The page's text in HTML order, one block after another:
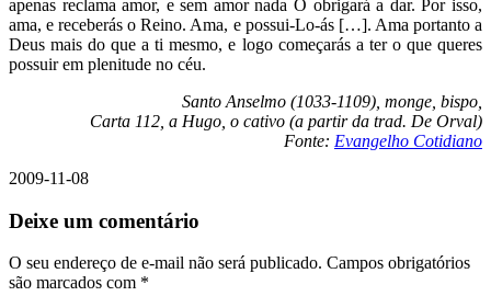
apenas reclama amor, e sem amor nada O obrigará a dar. Por isso,
ama, e receberás o Reino. Ama, e possui-Lo-ás […]. Ama portanto a
Deus mais do que a ti mesmo, e logo começarás a ter o que queres
possuir em plenitude no céu.
Santo Anselmo (1033-1109), monge, bispo,
Carta 112, a Hugo, o cativo (a partir da trad. De Orval)
Fonte: Evangelho Cotidiano
2009-11-08
Deixe um comentário
O seu endereço de e-mail não será publicado. Campos obrigatórios
são marcados com *